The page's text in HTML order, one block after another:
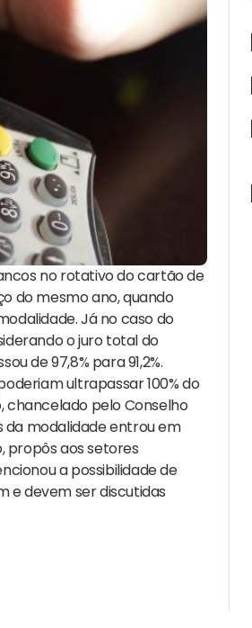
no rotativo do cartão de
do mesmo ano, quando
Já no caso do
o juro total do
de 97,8% para 91,2%.
ultrapassar 100% do
chancelado pelo Conselho
da modalidade entrou em
propôs aos setores
a possibilidade de
e devem ser discutidas